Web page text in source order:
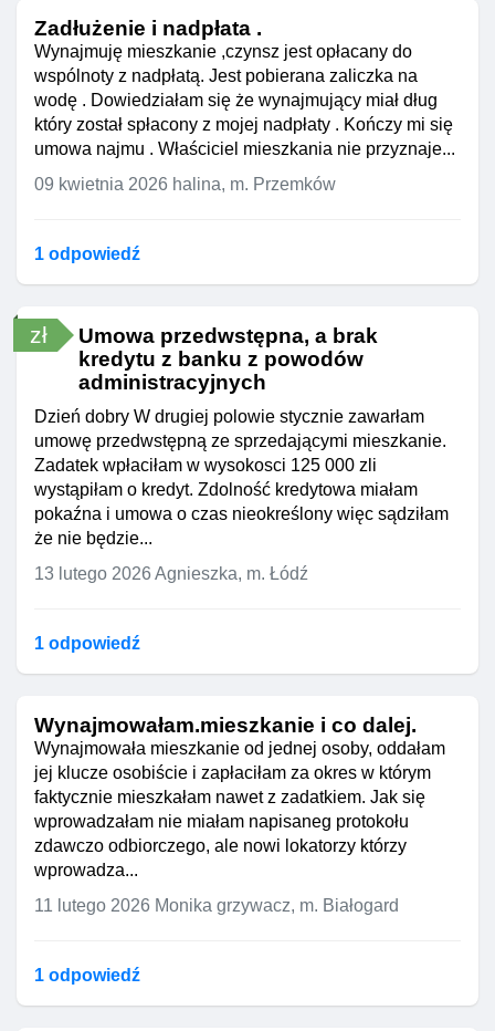
Zadłużenie i nadpłata .
Wynajmuję mieszkanie ,czynsz jest opłacany do
wspólnoty z nadpłatą. Jest pobierana zaliczka na
wodę . Dowiedziałam się że wynajmujący miał dług
który został spłacony z mojej nadpłaty . Kończy mi się
umowa najmu . Właściciel mieszkania nie przyznaje...
09 kwietnia 2026 halina, m. Przemków
1 odpowiedź
zł
Umowa przedwstępna, a brak
kredytu z banku z powodów
administracyjnych
Dzień dobry W drugiej polowie stycznie zawarłam
umowę przedwstępną ze sprzedającymi mieszkanie.
Zadatek wpłaciłam w wysokosci 125 000 zli
wystąpiłam o kredyt. Zdolność kredytowa miałam
pokaźna i umowa o czas nieokreślony więc sądziłam
że nie będzie...
13 lutego 2026 Agnieszka, m. Łódź
1 odpowiedź
Wynajmowałam.mieszkanie i co dalej.
Wynajmowała mieszkanie od jednej osoby, oddałam
jej klucze osobiście i zapłaciłam za okres w którym
faktycznie mieszkałam nawet z zadatkiem. Jak się
wprowadzałam nie miałam napisaneg protokołu
zdawczo odbiorczego, ale nowi lokatorzy którzy
wprowadza...
11 lutego 2026 Monika grzywacz, m. Białogard
1 odpowiedź